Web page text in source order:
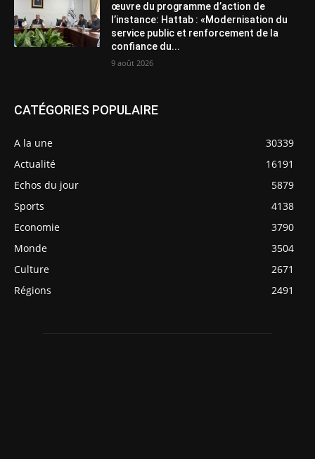
œuvre du programme d’action de
l’instance: Hattab : «Modernisation du
service public et renforcement de la
confiance du...
9 août 2026
CATÉGORIES POPULAIRE
A la une
30339
Actualité
16191
Echos du jour
5879
Sports
4138
Economie
3790
Monde
3504
Culture
2671
Régions
2491